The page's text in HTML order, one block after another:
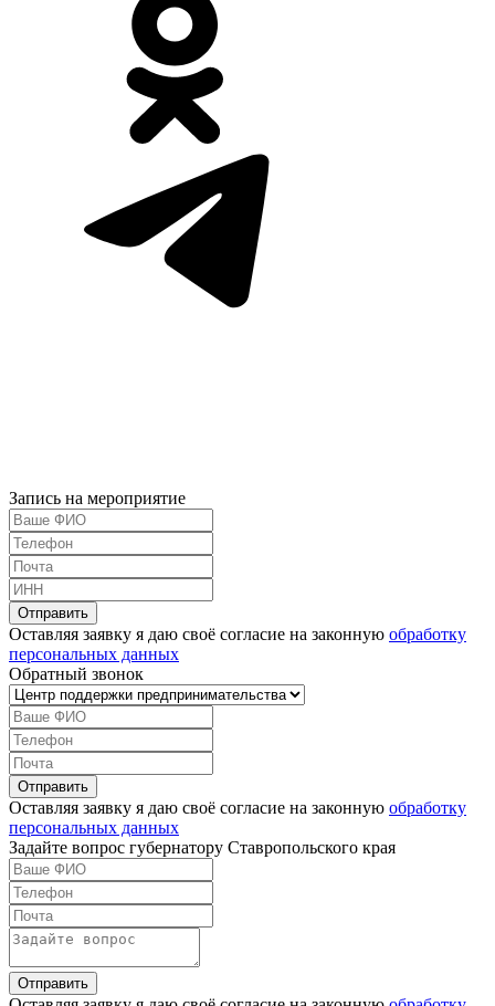
Запись на мероприятие
Оставляя заявку я даю своё согласие на законную обработку
персональных данных
Обратный звонок
Оставляя заявку я даю своё согласие на законную обработку
персональных данных
Задайте вопрос губернатору Ставропольского края